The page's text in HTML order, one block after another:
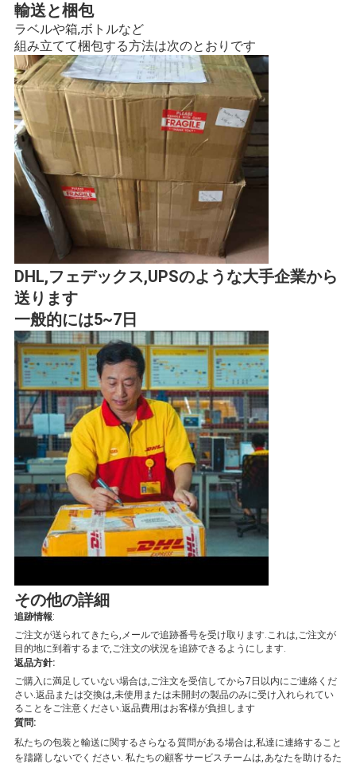
輸送と梱包
ラベルや箱,ボトルなど
組み立てて梱包する方法は次のとおりです
DHL,フェデックス,UPSのような大手企業から
送ります
一般的には5~7日
その他の詳細
追跡情報:
ご注文が送られてきたら,メールで追跡番号を受け取ります.これは,ご注文が
目的地に到着するまで,ご注文の状況を追跡できるようにします.
返品方針:
ご購入に満足していない場合は,ご注文を受信してから7日以内にご連絡くだ
さい.返品または交換は,未使用または未開封の製品のみに受け入れられてい
ることをご注意ください.返品費用はお客様が負担します
質問:
私たちの包装と輸送に関するさらなる質問がある場合は,私達に連絡すること
を躊躇しないでください. 私たちの顧客サービスチームは,あなたを助けるた